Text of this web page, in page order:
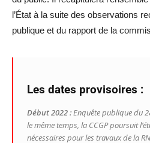
l’État à la suite des observations
publique et du rapport de la
Les dates provisoires :
Début 2022 :Enquête publique du
le même temps, la CCGP poursuit
nécessaires pour les travaux de la